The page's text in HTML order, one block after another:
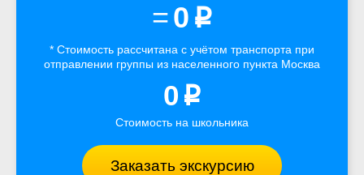
=0 p
* Стоимость рассчитана с учётом транспорта при
отправлении группы из населенного пункта Москва
0 p
Стоимость на школьника
Заказать экскурсию